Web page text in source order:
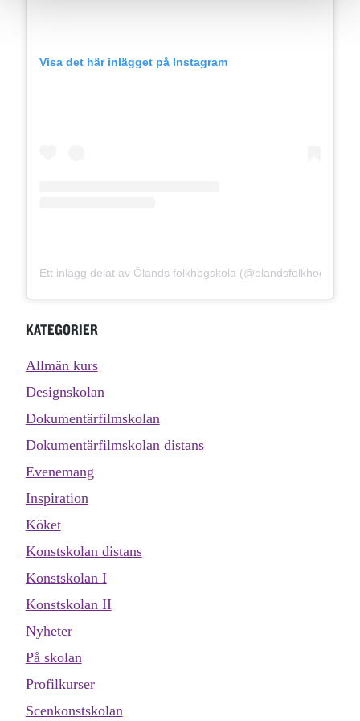
Visa det här inlägget på Instagram
Ett inlägg delat av Ölands folkhögskola (@olandsfolkhogskola)
KATEGORIER
Allmän kurs
Designskolan
Dokumentärfilmskolan
Dokumentärfilmskolan distans
Evenemang
Inspiration
Köket
Konstskolan distans
Konstskolan I
Konstskolan II
Nyheter
På skolan
Profilkurser
Scenkonstskolan